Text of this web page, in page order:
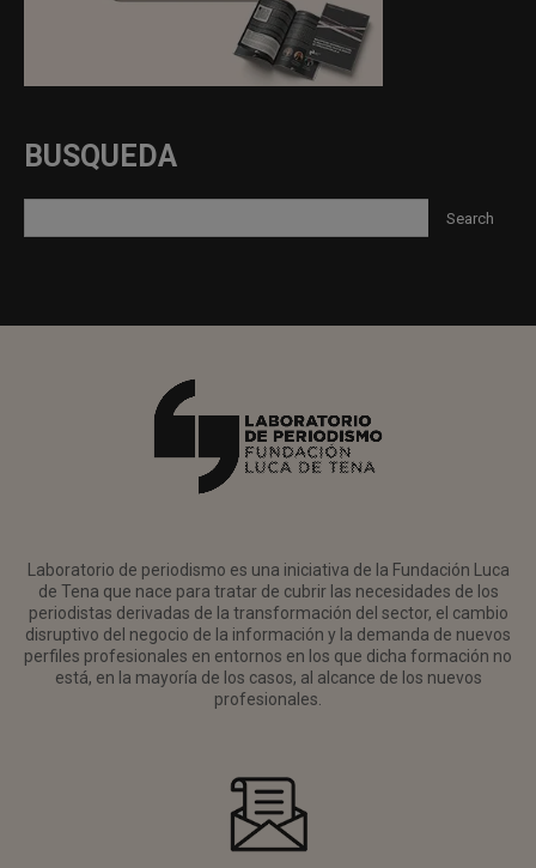
BUSQUEDA
Laboratorio de periodismo es una iniciativa de la Fundación Luca
de Tena que nace para tratar de cubrir las necesidades de los
periodistas derivadas de la transformación del sector, el cambio
disruptivo del negocio de la información y la demanda de nuevos
perfiles profesionales en entornos en los que dicha formación no
está, en la mayoría de los casos, al alcance de los nuevos
profesionales.